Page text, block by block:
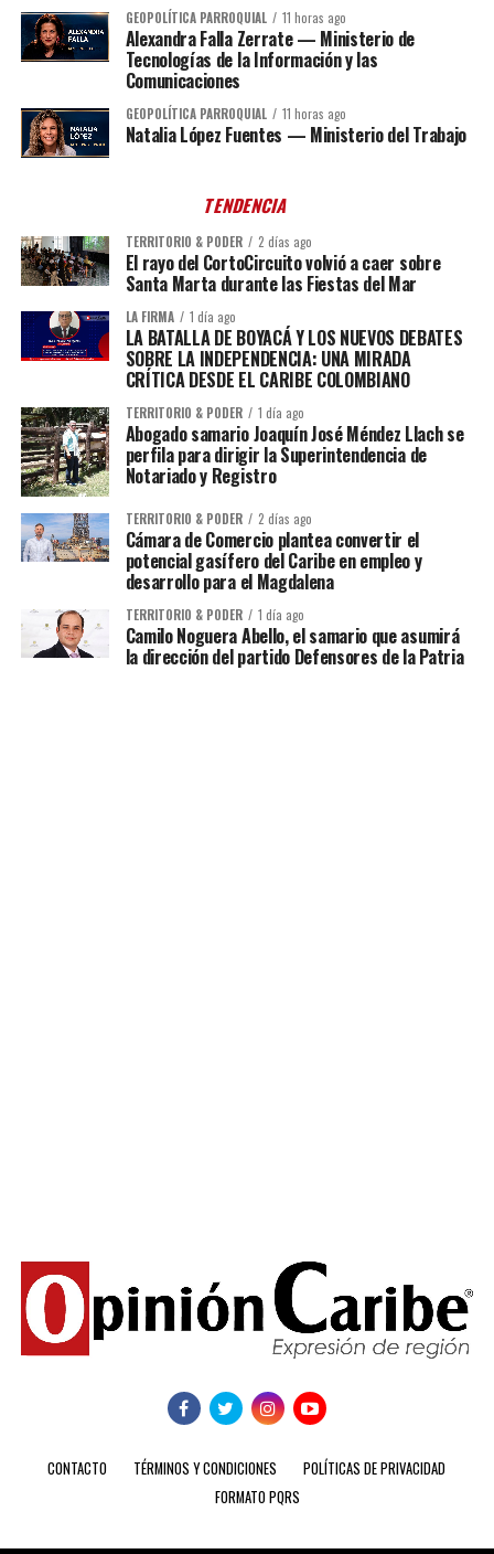
GEOPOLÍTICA PARROQUIAL 11 horas ago
Alexandra Falla Zerrate — Ministerio de
Tecnologías de la Información y las
Comunicaciones
GEOPOLÍTICA PARROQUIAL 11 horas ago
Natalia López Fuentes — Ministerio del Trabajo
TENDENCIA
TERRITORIO & PODER 2 días ago
El rayo del CortoCircuito volvió a caer sobre
Santa Marta durante las Fiestas del Mar
LA FIRMA 1 día ago
LA BATALLA DE BOYACÁ Y LOS NUEVOS DEBATES
SOBRE LA INDEPENDENCIA: UNA MIRADA
CRÍTICA DESDE EL CARIBE COLOMBIANO
TERRITORIO & PODER 1 día ago
Abogado samario Joaquín José Méndez Llach se
perfila para dirigir la Superintendencia de
Notariado y Registro
TERRITORIO & PODER 2 días ago
Cámara de Comercio plantea convertir el
potencial gasífero del Caribe en empleo y
desarrollo para el Magdalena
TERRITORIO & PODER 1 día ago
Camilo Noguera Abello, el samario que asumirá
la dirección del partido Defensores de la Patria
CONTACTO TÉRMINOS Y CONDICIONES
POLÍTICAS DE PRIVACIDAD
FORMATO PQRS